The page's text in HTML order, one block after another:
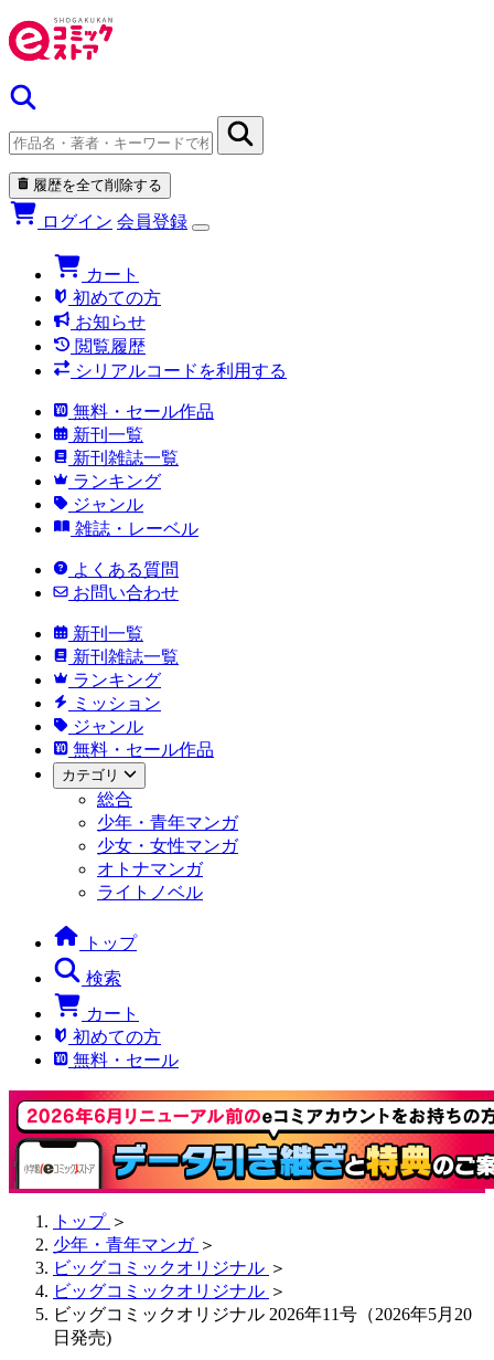
履歴を全て削除する
ログイン 会員登録
カート
初めての方
お知らせ
閲覧履歴
シリアルコードを利用する
無料・セール作品
新刊一覧
新刊雑誌一覧
ランキング
ジャンル
雑誌・レーベル
よくある質問
お問い合わせ
新刊一覧
新刊雑誌一覧
ランキング
ミッション
ジャンル
無料・セール作品
カテゴリ
総合
少年・青年マンガ
少女・女性マンガ
オトナマンガ
ライトノベル
トップ
検索
カート
初めての方
無料・セール
トップ ＞
少年・青年マンガ ＞
ビッグコミックオリジナル ＞
ビッグコミックオリジナル ＞
ビッグコミックオリジナル 2026年11号（2026年5月20
日発売)